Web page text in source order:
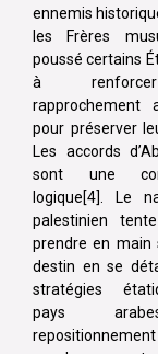
ennemis
les Frères
poussé certains
à
rapprochement
pour préserver
Les accords
sont une
logique[4]. Le
palestinien
prendre en main
destin en se
stratégies
pays